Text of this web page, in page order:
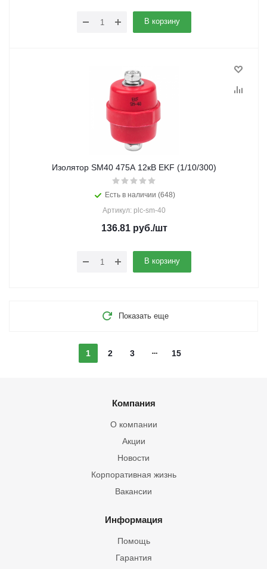
В корзину
Изолятор SM40 475А 12кВ EKF (1/10/300)
Есть в наличии (648)
Артикул: plc-sm-40
136.81руб./шт
В корзину
Показать еще
1 2 3 15
Компания
О компании
Акции
Новости
Корпоративная жизнь
Вакансии
Информация
Помощь
Гарантия